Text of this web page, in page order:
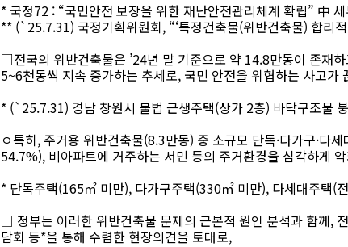
* 국정72 : “국민안전 보장을 위한 재난안전관리체계 확립” 中
** (`25.7.31) 국정기획위원회, “‘특정건축물(위반건축물) 합리
□전국의 위반건축물은 ’24년 말 기준으로 약 14.8만동이 존재
5~6천동씩 지속 증가하는 추세로, 국민 안전을 위협하는 사고가
* (`25.7.31) 경남 창원시 불법 근생주택(상가 2층) 바닥구조물
ㅇ특히, 주거용 위반건축물(8.3만동) 중 소규모 단독·다가구·다
54.7%), 비아파트에 거주하는 서민 등의 주거환경을 심각하게
* 단독주택(165㎡ 미만), 다가구주택(330㎡ 미만), 다세대주택(
□ 정부는 이러한 위반건축물 문제의 근본적 원인 분석과 함께,
담회 등*을 통해 수렴한 현장의견을 토대로,